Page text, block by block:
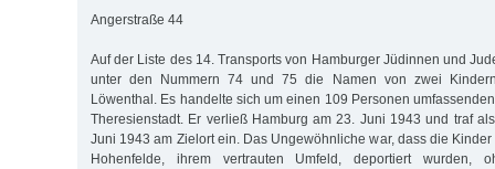
Angerstraße 44
Auf der Liste des 14. Transports von Hamburger Jüdinnen und
unter den Nummern 74 und 75 die Namen von zwei
Löwenthal. Es handelte sich um einen 109 Personen
Theresienstadt. Er verließ Hamburg am 23. Juni 1943 und traf
Juni 1943 am Zielort ein. Das Ungewöhnliche war, dass die
Hohenfelde, ihrem vertrauten Umfeld, deportiert wurden,